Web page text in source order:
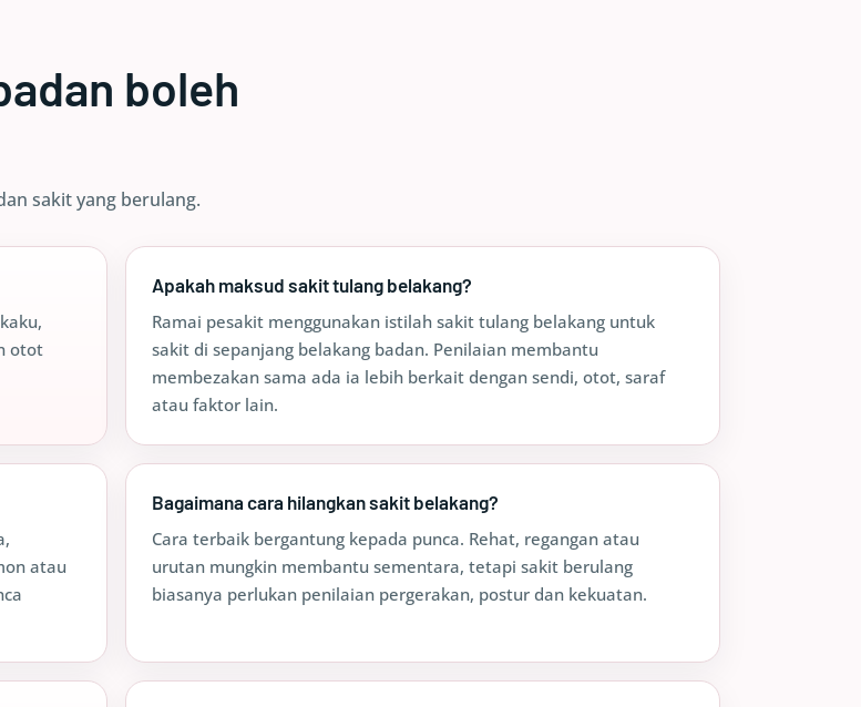
boleh
sakit yang berulang.
otot
Apakah maksud sakit tulang belakang?
Ramai pesakit menggunakan istilah sakit tulang belakang untuk
sakit di sepanjang belakang badan. Penilaian membantu
membezakan sama ada ia lebih berkait dengan sendi, otot, saraf
atau faktor lain.
atau
Bagaimana cara hilangkan sakit belakang?
Cara terbaik bergantung kepada punca. Rehat, regangan atau
urutan mungkin membantu sementara, tetapi sakit berulang
biasanya perlukan penilaian pergerakan, postur dan kekuatan.